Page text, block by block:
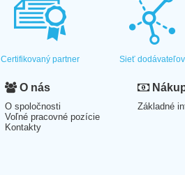
Certifikovaný partner Sieť dodávateľov
O nás
O spoločnosti
Voľné pracovné pozície
Kontakty
Základné